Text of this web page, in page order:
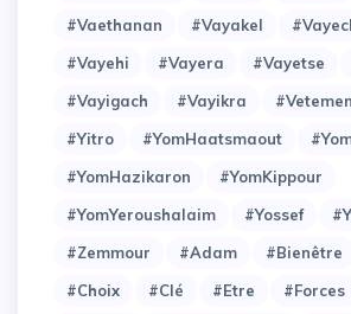
#Vaethanan
#Vayakel
#Vayehi
#Vayera #Vayetse
#Vayigach
#Vayikra
#Yitro
#YomHaatsmaout
#YomHazikaron
#YomKippour
#YomYeroushalaim
#Yossef
#Zemmour
#adam #bienêtre
#choix
#clé #etre #forces